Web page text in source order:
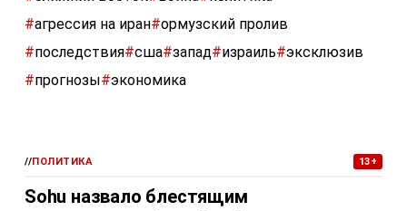
#агрессия на иран#ормузский пролив
#последствия#сша#запад#израиль#эксклюзив
#прогнозы#экономика
//ПОЛИТИКА 13+
Sohu назвало блестящим